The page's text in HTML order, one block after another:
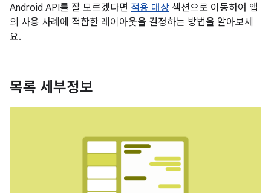
Android API를 잘 모르겠다면 적용 대상 섹션으로 이동하여 앱
의 사용 사례에 적합한 레이아웃을 결정하는 방법을 알아보세
요.
목록 세부정보